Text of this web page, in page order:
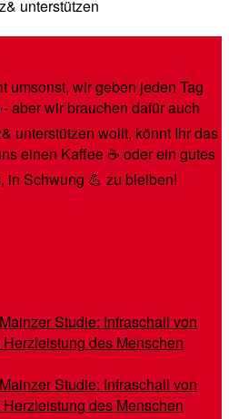
umsonst, wir geben jeden Tag
aber wir brauchen dafür auch
unterstützen wollt, könnt Ihr das
einen Kaffee ☕️ oder ein gutes
in Schwung 💪 zu bleiben!
Studie: Infraschall von
des Menschen
Studie: Infraschall von
des Menschen